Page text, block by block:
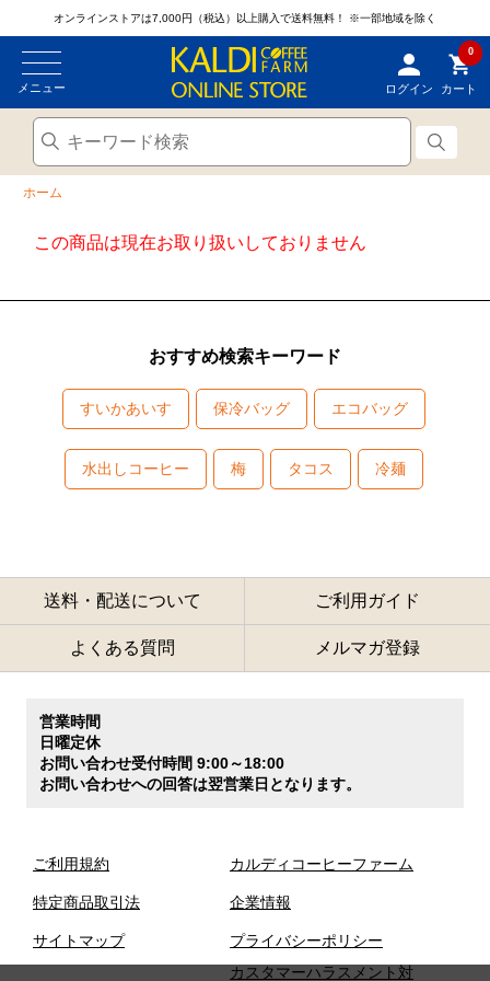
オンラインストアは7,000円（税込）以上購入で送料無料！ ※一部地域を除く
メニュー ログイン
0
カート
ホーム
この商品は現在お取り扱いしておりません
おすすめ検索キーワード
すいかあいす 保冷バッグ エコバッグ
水出しコーヒー 梅 タコス 冷麺
送料・配送について ご利用ガイド
よくある質問 メルマガ登録
営業時間
日曜定休
お問い合わせ受付時間 9:00～18:00
お問い合わせへの回答は翌営業日となります。
ご利用規約
特定商品取引法
サイトマップ
カルディコーヒーファーム
企業情報
プライバシーポリシー
カスタマーハラスメント対